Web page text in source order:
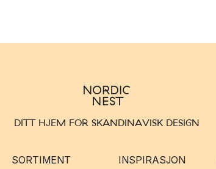
DITT HJEM FOR SKANDINAVISK DESIGN
SORTIMENT INSPIRASJON